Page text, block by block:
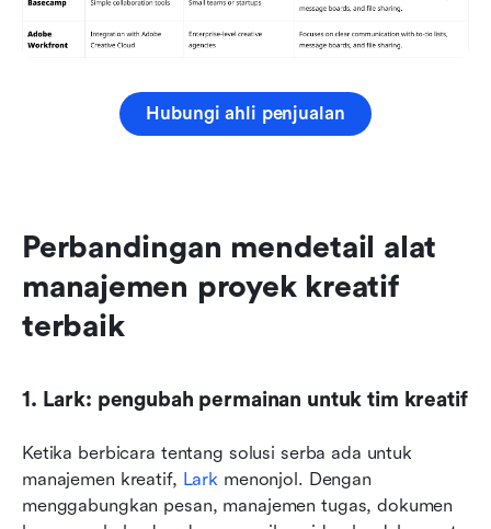
Hubungi ahli penjualan
Perbandingan mendetail alat
manajemen proyek kreatif
terbaik
1. Lark: pengubah permainan untuk tim kreatif
Ketika berbicara tentang solusi serba ada untuk
manajemen kreatif, Lark menonjol. Dengan
menggabungkan pesan, manajemen tugas, dokumen